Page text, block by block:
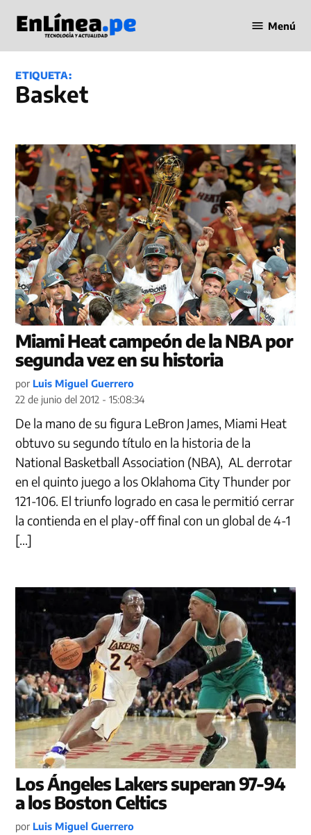
contenido
en Línea
Menú
ETIQUETA:
Basket
Miami Heat campeón de la NBA por
segunda vez en su historia
por Luis Miguel Guerrero
22 de junio del 2012 - 15:08:34
De la mano de su figura LeBron James, Miami Heat
obtuvo su segundo título en la historia de la
National Basketball Association (NBA), AL derrotar
en el quinto juego a los Oklahoma City Thunder por
121-106. El triunfo logrado en casa le permitió cerrar
la contienda en el play-off final con un global de 4-1
[…]
Los Ángeles Lakers superan 97-94
a los Boston Celtics
por Luis Miguel Guerrero